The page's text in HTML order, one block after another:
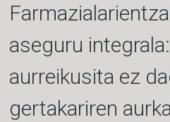
aseguru
aurreikusita ez
gertakariren